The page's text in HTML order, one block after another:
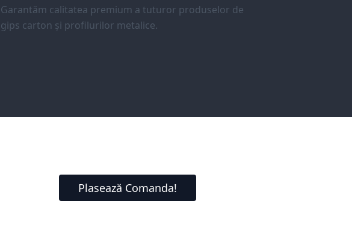
Garantăm calitatea premium a tuturor produselor de
gips carton și profilurilor metalice.
Plasează Comanda!